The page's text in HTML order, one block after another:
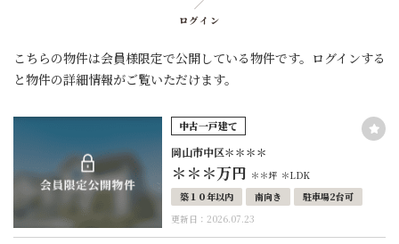
ログイン
こちらの物件は会員様限定で公開している物件です。ログインする
と物件の詳細情報がご覧いただけます。
中古一戸建て
岡山市中区＊＊＊＊
＊＊＊万円 ＊＊坪 ＊LDK
築１０年以内
南向き
駐車場2台可
更新日：2026.07.23